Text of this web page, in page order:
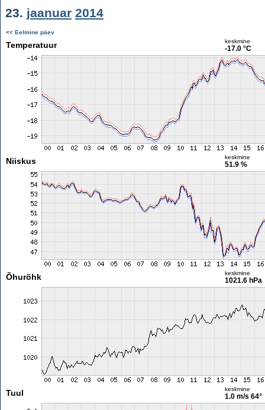
23. jaanuar 2014
<< Eelmine päev
Temperatuur keskmine
-17.0 °C
Niiskus keskmine
51.9 %
Õhurõhk keskmine
1021.6 hPa
Tuul keskmine
1.0 m/s 64°